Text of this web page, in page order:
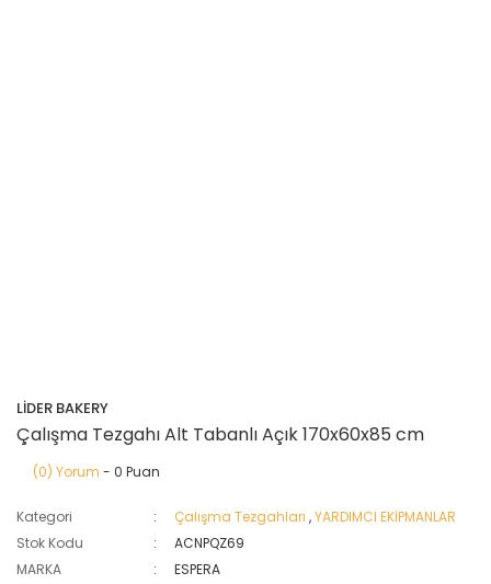
LİDER BAKERY
Çalışma Tezgahı Alt Tabanlı Açık 170x60x85 cm
(0) Yorum - 0 Puan
Kategori Çalışma Tezgahları ,YARDIMCI EKİPMANLAR
Stok Kodu
ACNPQZ69
MARKA
ESPERA